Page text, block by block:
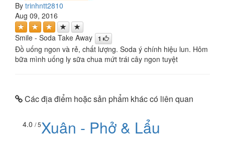
By trinhntt2810
Aug 09, 2016
Smile - Soda Take Away 1
Đồ uống ngon và rẻ, chất lượng. Soda ý chính hiệu lun. Hôm
bữa mình uống ly sữa chua mứt trái cây ngon tuyệt
Các địa điểm hoặc sản phẩm khác có liên quan
4.0 / 5Xuân - Phở & Lẩu